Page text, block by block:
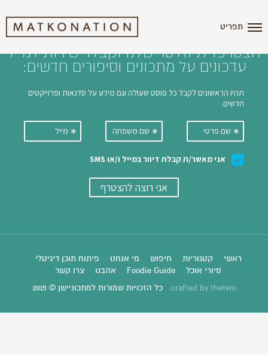
תפריט
הצטרפו לניוזלטר שלנו וקבלו ישירות למייל
עדכונים על מתכונים וסיפורים חדשים:
ראשי קטגוריות חיפוש מי אנחנו
פיתוח תוכן דיגיטלי
סיורי אוכל
Foodie Guide אהבנו צרו קשר
crafted by thetwo כל הזכויות שמורות למתכוניישן © 2015